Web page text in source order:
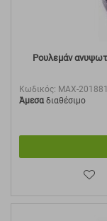
Ρουλεμάν
Κωδικός: MAX-
Άμεσα διαθέσιμο